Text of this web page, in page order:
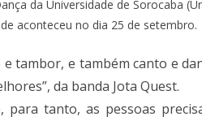
da Universidade de Sorocaba
aconteceu no dia 25 de setembro.
tambor, e também canto e
da banda Jota Quest.
tanto, as pessoas